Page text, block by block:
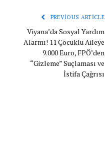
PREVIOUS ARTICLE
Viyana’da Sosyal Yardım
Alarmı! 11 Çocuklu Aileye
9.000 Euro, FPÖ’den
“Gizleme” Suçlaması ve
İstifa Çağrısı